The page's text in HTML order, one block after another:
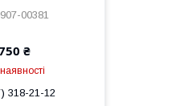
00381
₴
318-21-12